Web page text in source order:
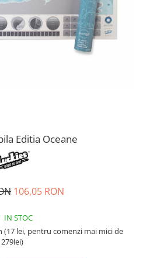
Editia Oceane
106,05 RON
IN STOC
(17 lei, pentru comenzi mai mici de
279lei)